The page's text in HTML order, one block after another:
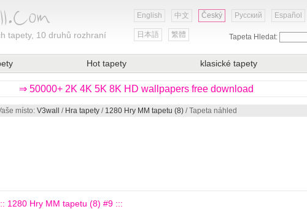
tapety, 10 druhů rozhraní
English 中文 Český Русский Español
日本語 繁體 Tapeta Hledat:
Hot tapety klasické tapety
⇒ 50000+ 2K 4K 5K 8K HD wallpapers free download
místo: V3wall / Hra tapety / 1280 Hry MM tapetu (8) / Tapeta náhled
1280 Hry MM tapetu (8) #9 :::